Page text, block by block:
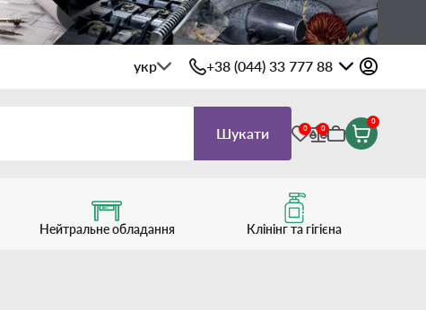
укр +38 (044) 33 777 88
Шукати 0 0
0
Нейтральне обладання Клінінг та гігієна